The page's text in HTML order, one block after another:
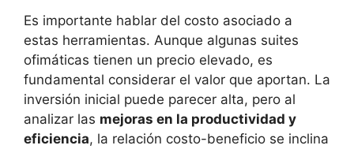
Es importante hablar del costo asociado a
estas herramientas. Aunque algunas suites
ofimáticas tienen un precio elevado, es
fundamental considerar el valor que aportan. La
inversión inicial puede parecer alta, pero al
analizar las mejoras en la productividad y
eficiencia, la relación costo-beneficio se inclina